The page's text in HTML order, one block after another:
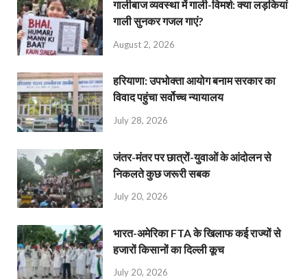
गालीबाज व्‍यवस्‍था में गाली-विमर्श: क्या लड़कियां
गाली सुनकर गजल गाएं?
August 2, 2026
हरियाणा: उपभोक्ता आयोग बनाम सरकार का
विवाद पहुंचा सर्वोच्च न्यायालय
July 28, 2026
जंतर-मंतर पर छात्रों-युवाओं के आंदोलन से
निकलते कुछ जरूरी सबक
July 20, 2026
भारत-अमेरिका FTA के खिलाफ कई राज्यों से
हजारों किसानों का दिल्ली कूच
July 20, 2026